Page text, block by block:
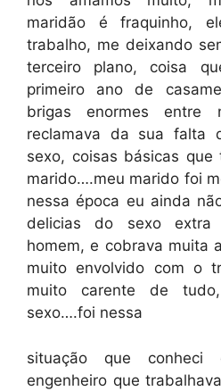
maridão é fraquinho,
trabalho, me deixando
terceiro plano, coisa
primeiro ano de
brigas enormes
reclamava da sua falta
sexo, coisas básicas
marido….meu marido foi
nessa época eu ainda
delicias do sexo extra
homem, e cobrava muita
muito envolvido com o
muito carente de
sexo….foi nessa
situação que
engenheiro que